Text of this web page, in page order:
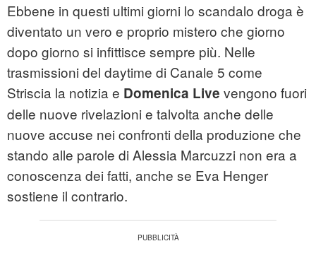
Ebbene in questi ultimi giorni lo scandalo droga è
diventato un vero e proprio mistero che giorno
dopo giorno si infittisce sempre più. Nelle
trasmissioni del daytime di Canale 5 come
Striscia la notizia e Domenica Live vengono fuori
delle nuove rivelazioni e talvolta anche delle
nuove accuse nei confronti della produzione che
stando alle parole di Alessia Marcuzzi non era a
conoscenza dei fatti, anche se Eva Henger
sostiene il contrario.